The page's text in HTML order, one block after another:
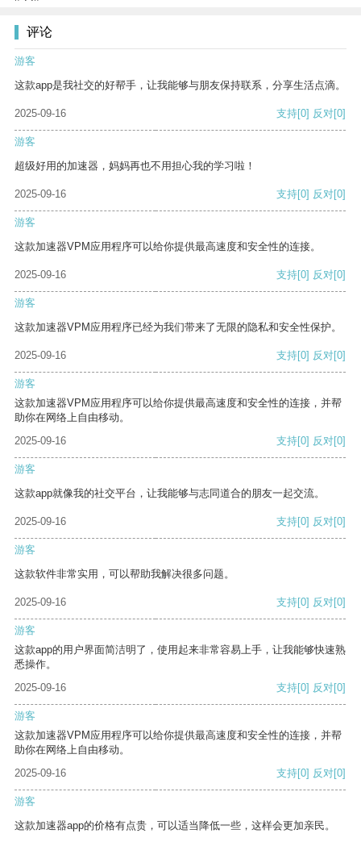
评论
游客
这款app是我社交的好帮手，让我能够与朋友保持联系，分享生活点滴。
2025-09-16 支持[0] 反对[0]
游客
超级好用的加速器，妈妈再也不用担心我的学习啦！
2025-09-16 支持[0] 反对[0]
游客
这款加速器VPM应用程序可以给你提供最高速度和安全性的连接。
2025-09-16 支持[0] 反对[0]
游客
这款加速器VPM应用程序已经为我们带来了无限的隐私和安全性保护。
2025-09-16 支持[0] 反对[0]
游客
这款加速器VPM应用程序可以给你提供最高速度和安全性的连接，并帮
助你在网络上自由移动。
2025-09-16
支持[0] 反对[0]
游客
这款app就像我的社交平台，让我能够与志同道合的朋友一起交流。
2025-09-16 支持[0] 反对[0]
游客
这款软件非常实用，可以帮助我解决很多问题。
2025-09-16 支持[0] 反对[0]
游客
这款app的用户界面简洁明了，使用起来非常容易上手，让我能够快速熟
悉操作。
2025-09-16
支持[0] 反对[0]
游客
这款加速器VPM应用程序可以给你提供最高速度和安全性的连接，并帮
助你在网络上自由移动。
2025-09-16
支持[0] 反对[0]
游客
这款加速器app的价格有点贵，可以适当降低一些，这样会更加亲民。